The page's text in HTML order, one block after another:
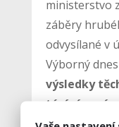
ministerstvo
záběry
odvysílané v
Výborný
výsledky
týrání není
chovatelů,